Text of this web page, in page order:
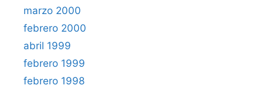
marzo 2000
febrero 2000
abril 1999
febrero 1999
febrero 1998